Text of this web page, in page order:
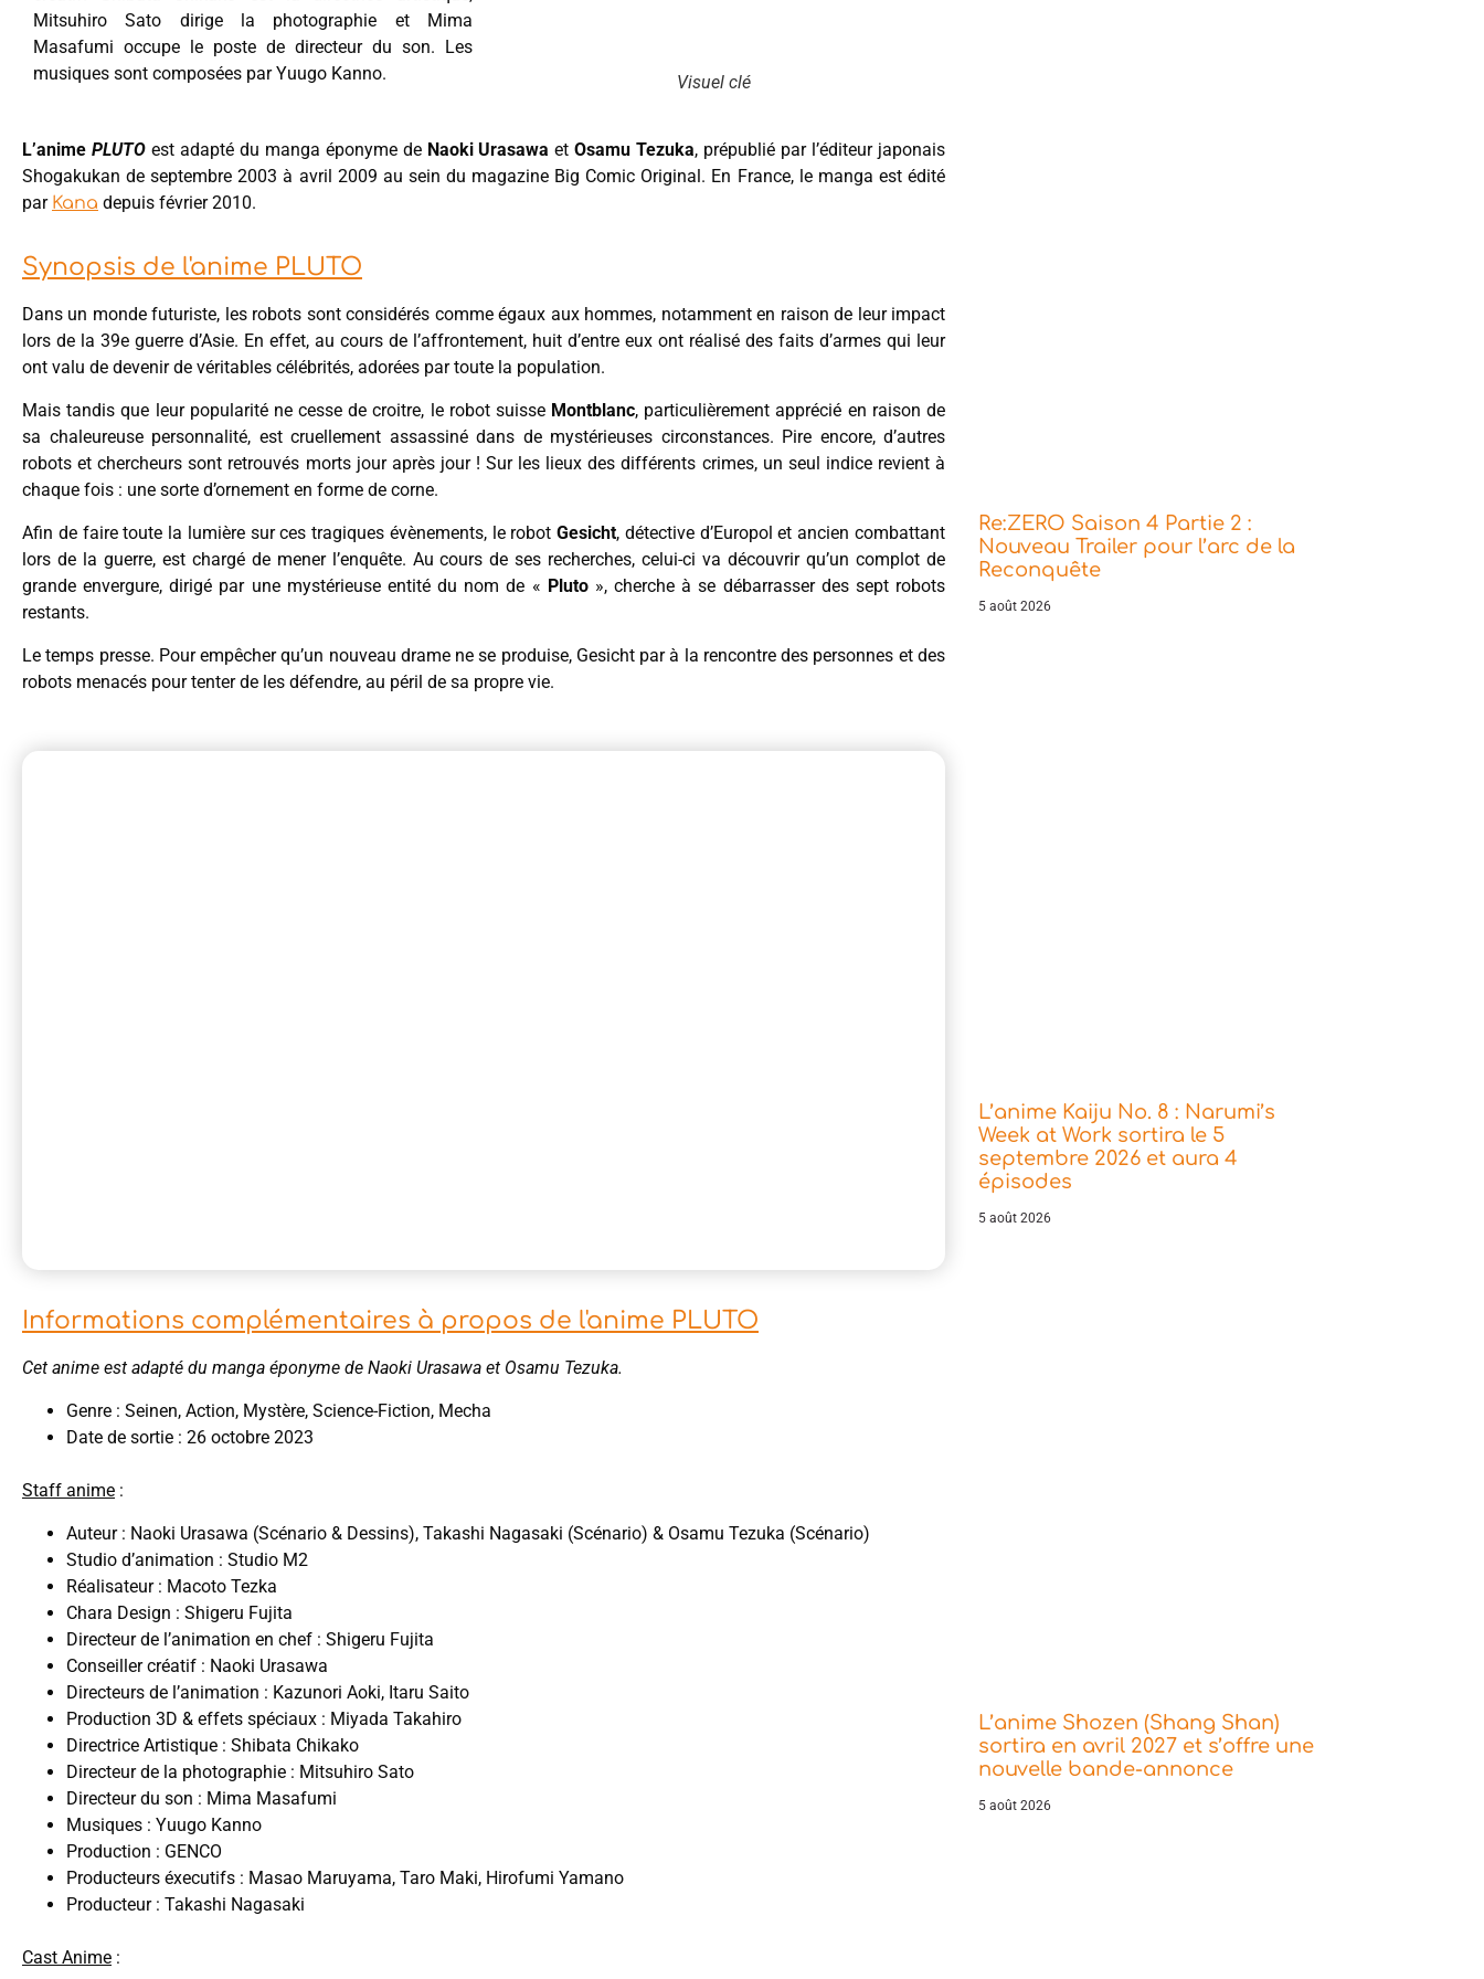
Mitsuhiro Sato dirige la photographie et Mima
Masafumi occupe le poste de directeur du son. Les
musiques sont composées par Yuugo Kanno.
Visuel clé
L’anime PLUTOest adapté du manga éponyme de Naoki Urasawa etOsamu Tezuka, prépublié par l’éditeur japonais
Shogakukan de septembre 2003 à avril 2009 au sein du magazine Big Comic Original. En France, le manga est édité
par Kana depuis février 2010.
Synopsis de l'anime PLUTO
Dans un monde futuriste, les robots sont considérés comme égaux aux hommes, notamment en raison de leur impact
lors de la 39e guerre d’Asie. En effet, au cours de l’affrontement, huit d’entre eux ont réalisé des faits d’armes qui leur
ont valu de devenir de véritables célébrités, adorées par toute la population.
Mais tandis que leur popularité ne cesse de croitre, le robot suisse Montblanc, particulièrement apprécié en raison de
sa chaleureuse personnalité, est cruellement assassiné dans de mystérieuses circonstances. Pire encore, d’autres
robots et chercheurs sont retrouvés morts jour après jour ! Sur les lieux des différents crimes, un seul indice revient à
chaque fois : une sorte d’ornement en forme de corne.
Afin de faire toute la lumière sur ces tragiques évènements, le robotGesicht, détective d’Europol et ancien combattant
lors de la guerre, est chargé de mener l’enquête. Au cours de ses recherches, celui-ci va découvrir qu’un complot de
grande envergure, dirigé par une mystérieuse entité du nom de « Pluto», cherche à se débarrasser des sept robots
restants.
Le temps presse. Pour empêcher qu’un nouveau drame ne se produise, Gesicht par à la rencontre des personnes et des
robots menacés pour tenter de les défendre, au péril de sa propre vie.
Informations complémentaires à propos de l'anime PLUTO
Cet anime est adapté du manga éponyme de Naoki Urasawa et Osamu Tezuka.
Genre : Seinen, Action, Mystère, Science-Fiction, Mecha
Date de sortie : 26 octobre 2023
Staff anime :
Auteur : Naoki Urasawa (Scénario & Dessins), Takashi Nagasaki (Scénario) & Osamu Tezuka (Scénario)
Studio d’animation : Studio M2
Réalisateur : Macoto Tezka
Chara Design : Shigeru Fujita
Directeur de l’animation en chef : Shigeru Fujita
Conseiller créatif : Naoki Urasawa
Directeurs de l’animation : Kazunori Aoki, Itaru Saito
Production 3D & effets spéciaux : Miyada Takahiro
Directrice Artistique : Shibata Chikako
Directeur de la photographie : Mitsuhiro Sato
Directeur du son : Mima Masafumi
Musiques : Yuugo Kanno
Production : GENCO
Producteurs éxecutifs : Masao Maruyama, Taro Maki, Hirofumi Yamano
Producteur : Takashi Nagasaki
Cast Anime :
Re:ZERO Saison 4 Partie 2 :
Nouveau Trailer pour l’arc de la
Reconquête
5 août 2026
L’anime Kaiju No. 8 : Narumi’s
Week at Work sortira le 5
septembre 2026 et aura 4
épisodes
5 août 2026
L’anime Shozen (Shang Shan)
sortira en avril 2027 et s’offre une
nouvelle bande-annonce
5 août 2026